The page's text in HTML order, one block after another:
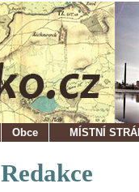
Obce MÍSTNÍ
Redakce